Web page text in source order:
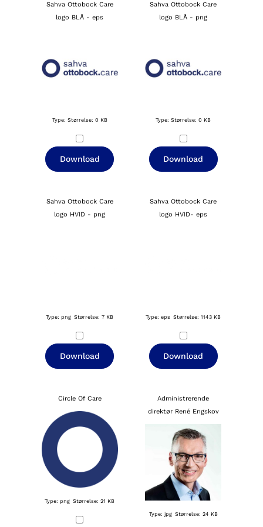
Sahva Ottobock Care
logo BLÅ - eps
Type: Størrelse: 0 KB
Download
Sahva Ottobock Care
logo BLÅ - png
Type:Størrelse: 0 KB
Download
Sahva Ottobock Care
logo HVID - png
Type: png Størrelse: 7 KB
Download
Sahva Ottobock Care
logo HVID- eps
Type: eps Størrelse: 1143 KB
Download
Circle Of Care
Type: png Størrelse: 21 KB
Administrerende
direktør René Engskov
Type: jpg Størrelse: 24 KB